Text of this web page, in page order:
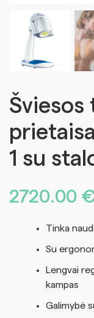
Šviesos
1 su
2720.00
Tinka
Su
Lengvai
kampas
Galimybė